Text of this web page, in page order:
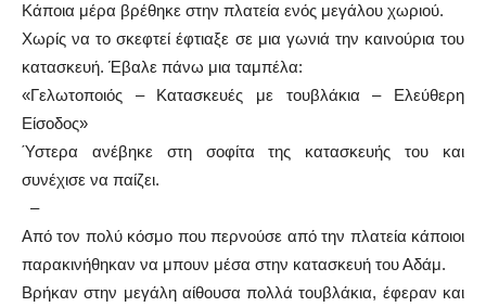
Κάποια μέρα βρέθηκε στην πλατεία ενός μεγάλου χωριού.
Χωρίς να το σκεφτεί έφτιαξε σε μια γωνιά την καινούρια του
κατασκευή. Έβαλε πάνω μια ταμπέλα:
«Γελωτοποιός – Κατασκευές με τουβλάκια – Ελεύθερη
Είσοδος»
Ύστερα ανέβηκε στη σοφίτα της κατασκευής του και
συνέχισε να παίζει.
–
Από τον πολύ κόσμο που περνούσε από την πλατεία κάποιοι
παρακινήθηκαν να μπουν μέσα στην κατασκευή του Αδάμ.
Βρήκαν στην μεγάλη αίθουσα πολλά τουβλάκια, έφεραν και